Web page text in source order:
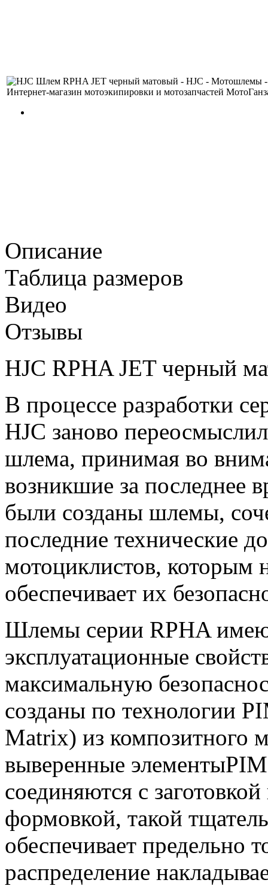
Описание
Таблица размеров
Видео
Отзывы
HJC RPHA JET черный
В процессе разработки
HJC заново
шлема, принимая во
возникшие за последнее
были созданы шлемы,
последние технические
мотоциклистов, которым
обеспечивает их
Шлемы серии RPHA
эксплуатационные
максимальную
созданы по технологии
Matrix) из композитного
выверенные
соединяются с
формовкой, такой
обеспечивает предельно
распределение